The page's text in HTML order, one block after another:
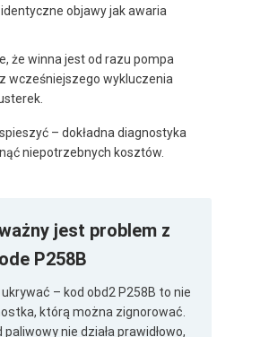
objawy jak awaria
że winna jest od razu pompa
wcześniejszego wykluczenia
– dokładna diagnostyka
niepotrzebnych kosztów.
jest problem z
P258B
– kod obd2 P258B to nie
którą można zignorować.
paliwowy nie działa prawidłowo,